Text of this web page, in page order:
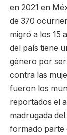
en 2021 en
de 370
migró a los 15
del país tiene
género por
contra las
fueron los
reportados el
madrugada
formado parte